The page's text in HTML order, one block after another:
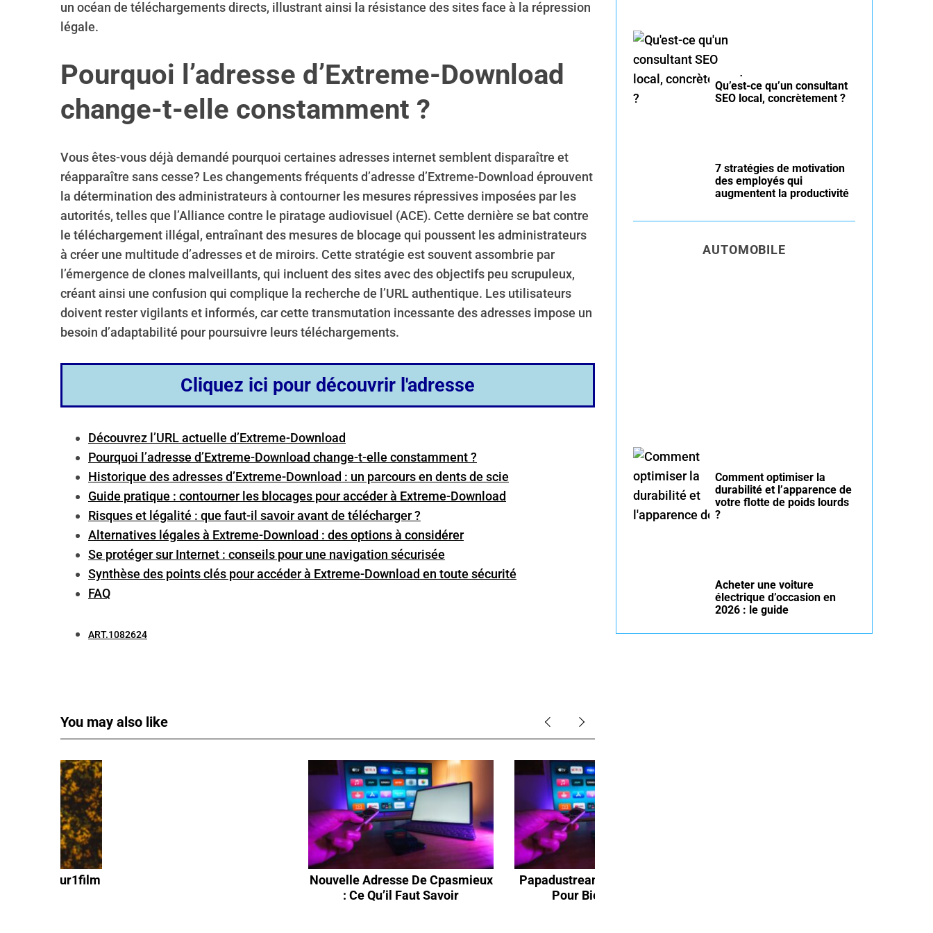
un océan de téléchargements directs, illustrant ainsi la résistance des sites face à la répression
légale.
Pourquoi l’adresse d’Extreme-Download
change-t-elle constamment ?
Vous êtes-vous déjà demandé pourquoi certaines adresses internet semblent disparaître et
réapparaître sans cesse? Les changements fréquents d’adresse d’Extreme-Download éprouvent
la détermination des administrateurs à contourner les mesures répressives imposées par les
autorités, telles que l’Alliance contre le piratage audiovisuel (ACE). Cette dernière se bat contre
le téléchargement illégal, entraînant des mesures de blocage qui poussent les administrateurs
à créer une multitude d’adresses et de miroirs. Cette stratégie est souvent assombrie par
l’émergence de clones malveillants, qui incluent des sites avec des objectifs peu scrupuleux,
créant ainsi une confusion qui complique la recherche de l’URL authentique. Les utilisateurs
doivent rester vigilants et informés, car cette transmutation incessante des adresses impose un
besoin d’adaptabilité pour poursuivre leurs téléchargements.
Cliquez ici pour découvrir l'adresse
Découvrez l’URL actuelle d’Extreme-Download
Pourquoi l’adresse d’Extreme-Download change-t-elle constamment ?
Historique des adresses d’Extreme-Download : un parcours en dents de scie
Guide pratique : contourner les blocages pour accéder à Extreme-Download
Risques et légalité : que faut-il savoir avant de télécharger ?
Alternatives légales à Extreme-Download : des options à considérer
Se protéger sur Internet : conseils pour une navigation sécurisée
Synthèse des points clés pour accéder à Extreme-Download en toute sécurité
FAQ
ART.1082624
You may also like
1jour1film
Nouvelle Adresse De Cpasmieux
: Ce Qu’il Faut Savoir
Papadustream : Guide Complet
Pour Bien Streamer
Qu’est-ce qu’un consultant
SEO local, concrètement ?
7 stratégies de motivation
des employés qui
augmentent la productivité
AUTOMOBILE
Comment optimiser la
durabilité et l’apparence de
votre flotte de poids lourds
?
Acheter une voiture
électrique d’occasion en
2026 : le guide
S
e
a
r
h
f
o
r